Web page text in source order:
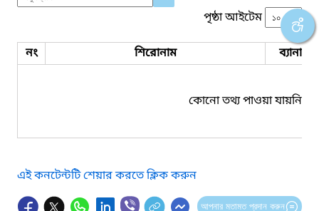
পৃষ্ঠা আইটেম
নং শিরোনাম ব্যানার
কোনো তথ্য পাওয়া যায়নি।
এই কনটেন্টটি শেয়ার করতে ক্লিক করুন
আপনার মতামত প্রদান করুন